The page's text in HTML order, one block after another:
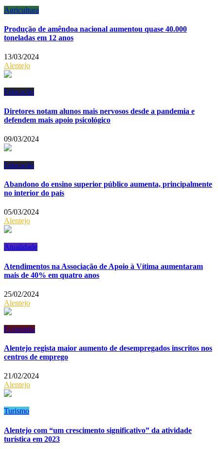
Agricultura
Produção de amêndoa nacional aumentou quase 40.000
toneladas em 12 anos
13/03/2024
Alentejo
Educação
Diretores notam alunos mais nervosos desde a pandemia e
defendem mais apoio psicológico
09/03/2024
Educação
Abandono do ensino superior público aumenta, principalmente
no interior do país
05/03/2024
Alentejo
Atualidade
Atendimentos na Associação de Apoio à Vítima aumentaram
mais de 40% em quatro anos
25/02/2024
Alentejo
Economia
Alentejo regista maior aumento de desempregados inscritos nos
centros de emprego
21/02/2024
Alentejo
Turismo
Alentejo com “um crescimento significativo” da atividade
turística em 2023